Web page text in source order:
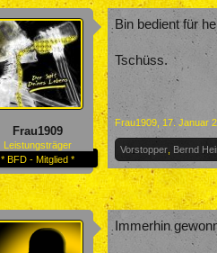
Frau1909
Leistungsträger
* BFD - Mitglied *
Bin bedient für
Tschüss.
Frau1909 17. Januar
Vorstopper Bernd
Immerhin